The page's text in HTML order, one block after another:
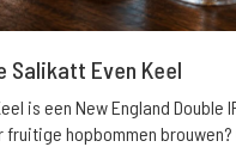
Even Keel
is een New England Double
fruitige hopbommen